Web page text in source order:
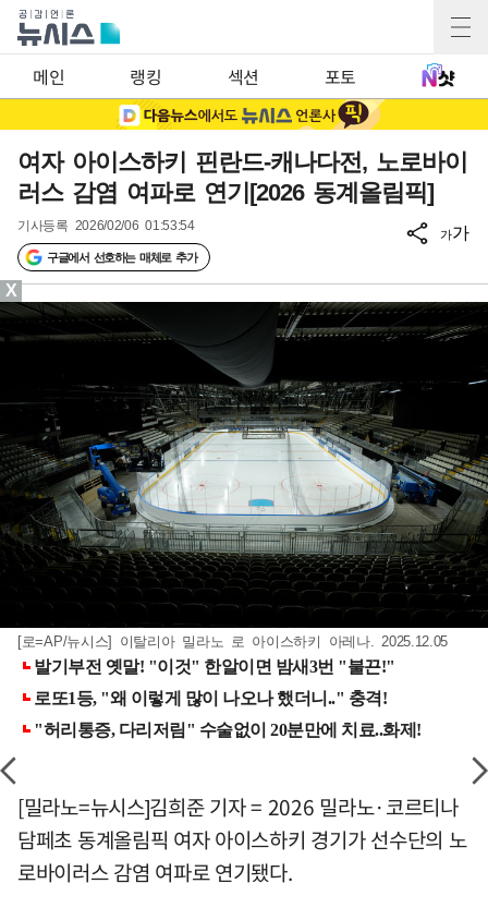
메인 랭킹 섹션 포토
여자 아이스하키 핀란드-캐나다전, 노로바이
러스 감염 여파로 연기[2026 동계올림픽]
기사등록 2026/02/06 01:53:54
구글에서 선호하는 매체로 추가
가가
[로=AP/뉴시스] 이탈리아 밀라노 로 아이스하키 아레나. 2025.12.05
[밀라노=뉴시스]김희준 기자 = 2026 밀라노·코르티나
담페초 동계올림픽 여자 아이스하키 경기가 선수단의 노
로바이러스 감염 여파로 연기됐다.
X